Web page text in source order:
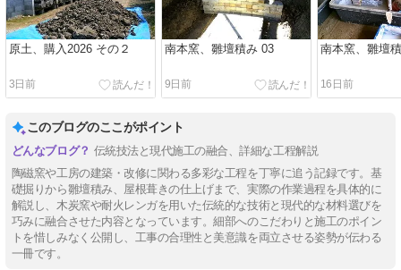
原土、購入2026 その２
3日前
南本窯、雛壇積み 03
9日前
南本窯、雛壇
16日前
このブログのここがポイント
伝統技法と現代施工の融合、詳細な工程解説
陶磁窯や工房の建築・改修に関わる多彩な工程を丁寧に追う記録です。基
礎掘りから雛壇積み、屋根葺きの仕上げまで、実際の作業過程を具体的に
解説し、木炭窯や耐火レンガを用いた伝統的な技術と現代的な材料選びを
巧みに融合させた内容となっています。細部へのこだわりと施工のポイン
トを惜しみなく公開し、工事の合理性と美意識を両立させる姿勢が伝わる
一冊です。